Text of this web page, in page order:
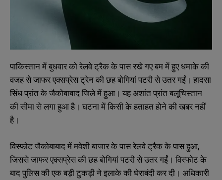
पाकिस्तान में बुधवार को रेलवे ट्रैक के पास रखे गए बम में हुए धमाके की
वजह से जाफर एक्सप्रेस ट्रेन की छह बोगियां पटरी से उतर गईं। हादसा
सिंध प्रांत के जैकोबाबाद जिले में हुआ। यह अशांत प्रांत बलूचिस्तान
की सीमा से लगा हुआ है। घटना में किसी के हताहत होने की खबर नहीं
है।
विस्फोट जैकोबाबाद में मवेशी बाजार के पास रेलवे ट्रैक के पास हुआ,
जिससे जाफर एक्सप्रेस की छह बोगियां पटरी से उतर गईं। विस्फोट के
बाद पुलिस की एक बड़ी टुकड़ी ने इलाके की घेराबंदी कर दी। अधिकारी